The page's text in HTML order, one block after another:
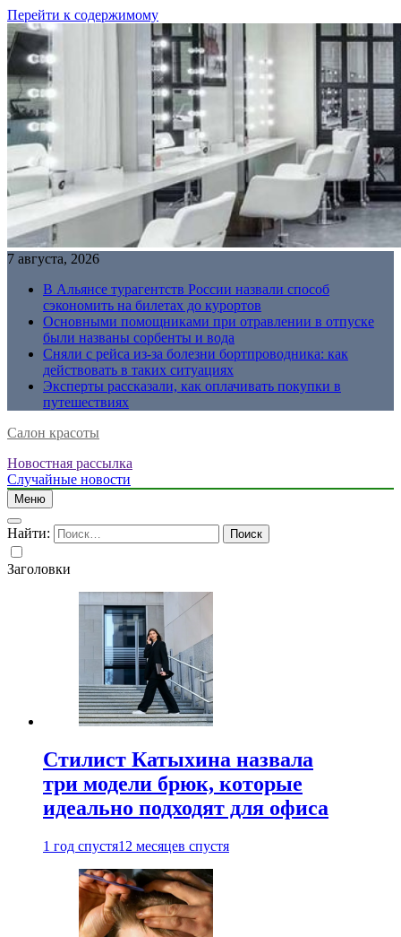
Перейти к содержимому
7 августа, 2026
В Альянсе турагентств России назвали способ
сэкономить на билетах до курортов
Основными помощниками при отравлении в отпуске
были названы сорбенты и вода
Сняли с рейса из-за болезни бортпроводника: как
действовать в таких ситуациях
Эксперты рассказали, как оплачивать покупки в
путешествиях
Салон красоты
Новостная рассылка
Случайные новости
Меню
Найти:
Заголовки
Стилист Катыхина назвала
три модели брюк, которые
идеально подходят для офиса
1 год спустя12 месяцев спустя